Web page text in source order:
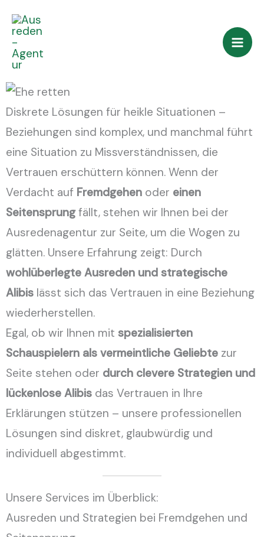
Inhalt
springen
Diskrete Lösungen für heikle Situationen –
Beziehungen sind komplex, und manchmal führt
eine Situation zu Missverständnissen, die
Vertrauen erschüttern können. Wenn der
Verdacht auf Fremdgehen oder einen
Seitensprungfällt, stehen wir Ihnen bei der
Ausredenagentur zur Seite, um die Wogen zu
glätten. Unsere Erfahrung zeigt: Durch
wohlüberlegte Ausreden und strategische
Alibis lässt sich das Vertrauen in eine Beziehung
wiederherstellen.
Egal, ob wir Ihnen mitspezialisierten
Schauspielern als vermeintliche Geliebte zur
Seite stehen oder durch clevere Strategien und
lückenlose Alibis das Vertrauen in Ihre
Erklärungen stützen – unsere professionellen
Lösungen sind diskret, glaubwürdig und
individuell abgestimmt.
Unsere Services im Überblick:
Ausreden und Strategien bei Fremdgehen und
Seitensprung